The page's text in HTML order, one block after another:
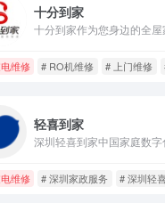
十分到家
维修 # RO机维修 # 上门维修
轻喜到家
维修 # 深圳家政服务 # 深圳轻